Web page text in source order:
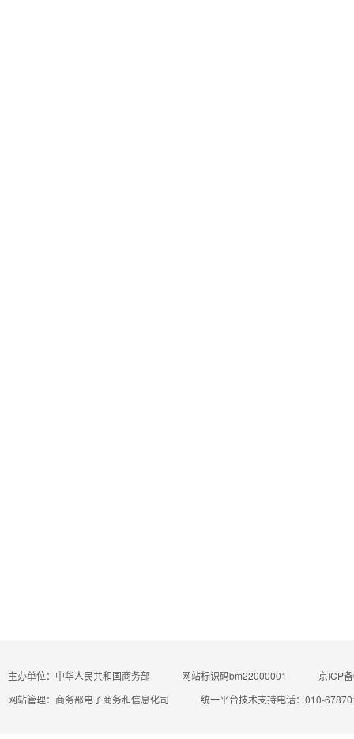
主办单位：中华人民共和国商务部 网站标识码bm22000001
京ICP
网站管理：商务部电子商务和信息化司
统一平台技术支持电话：010-